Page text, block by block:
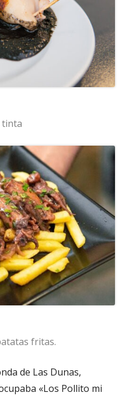
tinta
fritas.
de Las Dunas,
«Los Pollito mi